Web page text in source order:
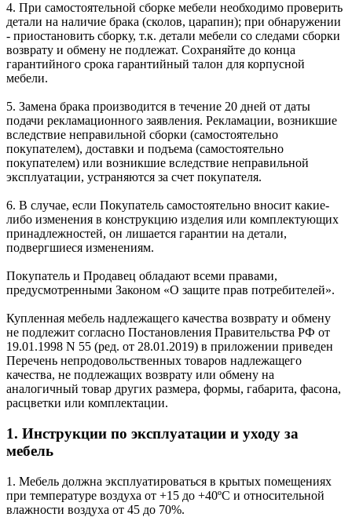
4. При самостоятельной сборке мебели необходимо проверить
детали на наличие брака (сколов, царапин); при обнаружении
- приостановить сборку, т.к. детали мебели со следами сборки
возврату и обмену не подлежат. Сохраняйте до конца
гарантийного срока гарантийный талон для корпусной
мебели.
5. Замена брака производится в течение 20 дней от даты
подачи рекламационного заявления. Рекламации, возникшие
вследствие неправильной сборки (самостоятельно
покупателем), доставки и подъема (самостоятельно
покупателем) или возникшие вследствие неправильной
эксплуатации, устраняются за счет покупателя.
6. В случае, если Покупатель самостоятельно вносит какие-
либо изменения в конструкцию изделия или комплектующих
принадлежностей, он лишается гарантии на детали,
подвергшиеся изменениям.
Покупатель и Продавец обладают всеми правами,
предусмотренными Законом «О защите прав потребителей».
Купленная мебель надлежащего качества возврату и обмену
не подлежит согласно Постановления Правительства РФ от
19.01.1998 N 55 (ред. от 28.01.2019) в приложении приведен
Перечень непродовольственных товаров надлежащего
качества, не подлежащих возврату или обмену на
аналогичный товар других размера, формы, габарита, фасона,
расцветки или комплектации.
1. Инструкции по эксплуатации и уходу за
мебель
1. Мебель должна эксплуатироваться в крытых помещениях
при температуре воздуха от +15 до +40ºС и относительной
влажности воздуха от 45 до 70%.